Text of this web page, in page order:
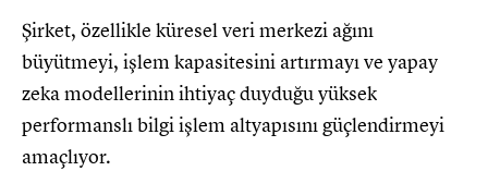
Şirket, özellikle küresel veri merkezi ağını
büyütmeyi, işlem kapasitesini artırmayı ve yapay
zeka modellerinin ihtiyaç duyduğu yüksek
performanslı bilgi işlem altyapısını güçlendirmeyi
amaçlıyor.